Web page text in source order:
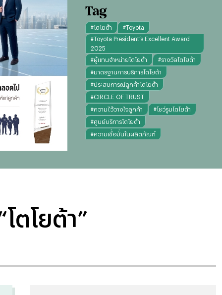
Tag
#โตโยต้า #Toyota
#Toyota President’s Excellent Award
2025
#ผู้แทนจำหน่ายโตโยต้า #รางวัลโตโยต้า
#มาตรฐานการบริการโตโยต้า
#ประสบการณ์ลูกค้าโตโยต้า
#CIRCLE OF TRUST
#ความไว้วางใจลูกค้า #โชว์รูมโตโยต้า
#ศูนย์บริการโตโยต้า
#ความเชื่อมั่นในผลิตภัณฑ์
ตโยต้า”